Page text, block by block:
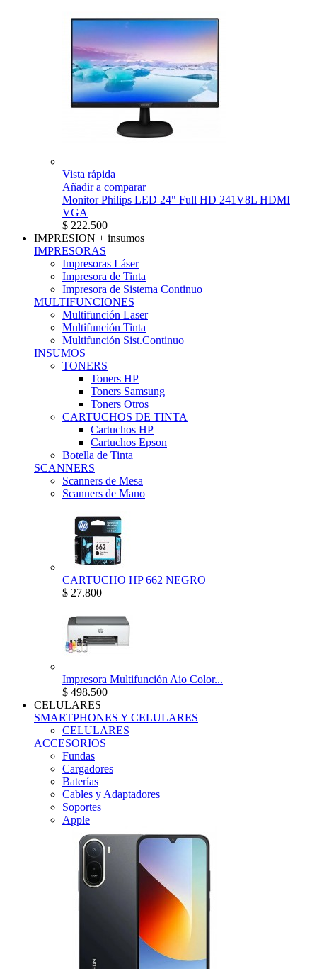
Vista rápida
Añadir a comparar
Monitor Philips LED 24" Full HD 241V8L HDMI
VGA
$ 222.500
IMPRESION + insumos
IMPRESORAS
Impresoras Láser
Impresora de Tinta
Impresora de Sistema Continuo
MULTIFUNCIONES
Multifunción Laser
Multifunción Tinta
Multifunción Sist.Continuo
INSUMOS
TONERS
Toners HP
Toners Samsung
Toners Otros
CARTUCHOS DE TINTA
Cartuchos HP
Cartuchos Epson
Botella de Tinta
SCANNERS
Scanners de Mesa
Scanners de Mano
CARTUCHO HP 662 NEGRO
$ 27.800
Impresora Multifunción Aio Color...
$ 498.500
CELULARES
SMARTPHONES Y CELULARES
CELULARES
ACCESORIOS
Fundas
Cargadores
Baterías
Cables y Adaptadores
Soportes
Apple